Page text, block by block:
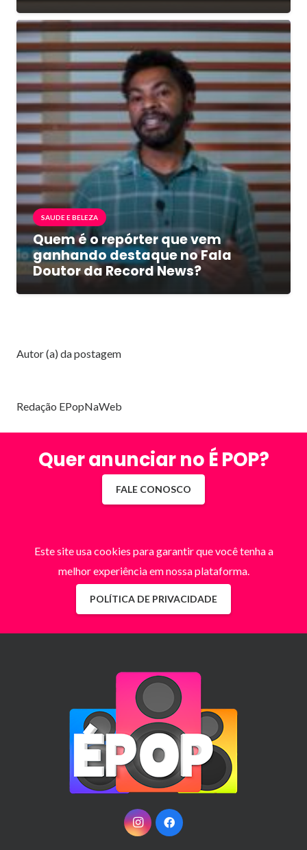
SAUDE E BELEZA
Quem é o repórter que vem
ganhando destaque no Fala
Doutor da Record News?
Autor (a) da postagem
Redação EPopNaWeb
Quer anunciar no É POP?
FALE CONOSCO
Este site usa cookies para garantir que você tenha a
melhor experiência em nossa plataforma.
POLÍTICA DE PRIVACIDADE